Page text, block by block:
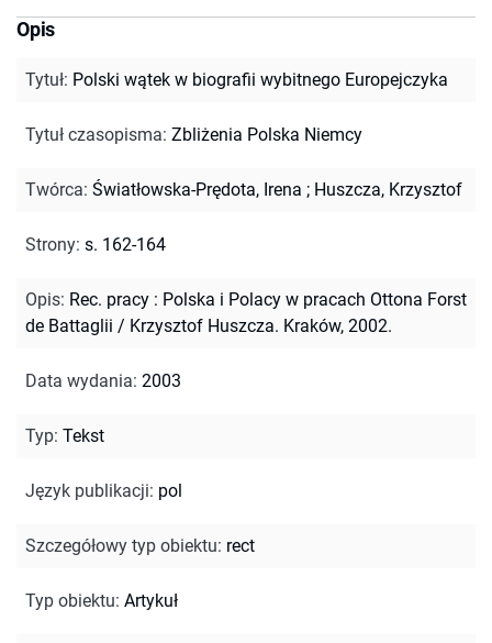
Opis
Tytuł: Polski wątek w biografii wybitnego Europejczyka
Tytuł czasopisma: Zbliżenia Polska Niemcy
Twórca: Światłowska-Prędota, Irena ; Huszcza, Krzysztof
Strony: s. 162-164
Opis: Rec. pracy : Polska i Polacy w pracach Ottona Forst
de Battaglii / Krzysztof Huszcza. Kraków, 2002.
Data wydania: 2003
Typ: Tekst
Język publikacji: pol
Szczegółowy typ obiektu: rect
Typ obiektu: Artykuł